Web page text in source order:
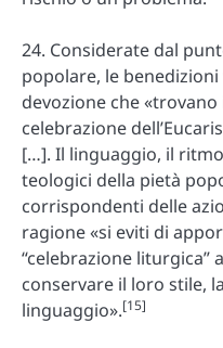
24. Considerate dal
popolare, le
devozione che
celebrazione
[…]. Il linguaggio, il
teologici della pietà
corrispondenti delle
ragione «si eviti di
“celebrazione liturgica”
conservare il loro stile,
linguaggio».[15]